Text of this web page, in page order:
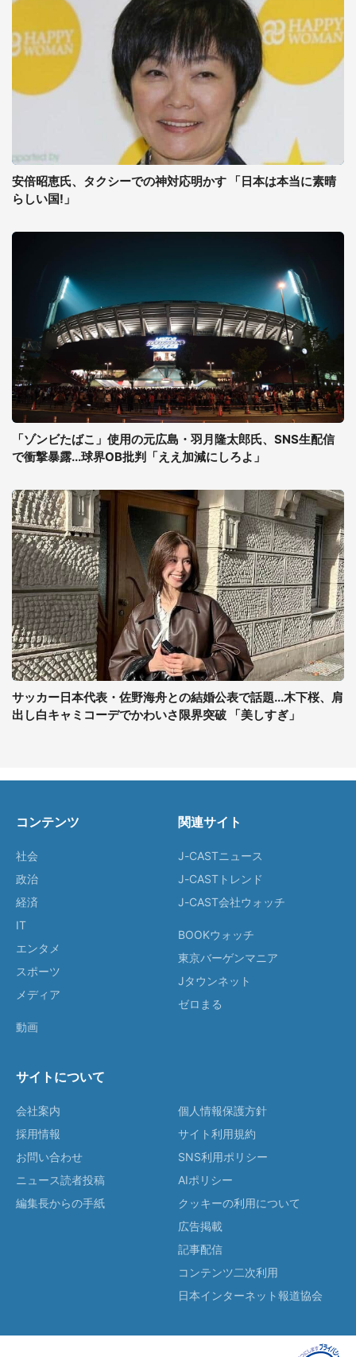
安倍昭恵氏、タクシーでの神対応明かす 「日本は本当に素晴
らしい国!」
「ゾンビたばこ」使用の元広島・羽月隆太郎氏、SNS生配信
で衝撃暴露...球界OB批判「ええ加減にしろよ」
サッカー日本代表・佐野海舟との結婚公表で話題...木下桜、肩
出し白キャミコーデでかわいさ限界突破 「美しすぎ」
コンテンツ
社会
政治
経済
IT
エンタメ
スポーツ
メディア
動画
関連サイト
J-CASTニュース
J-CASTトレンド
J-CAST会社ウォッチ
BOOKウォッチ
東京バーゲンマニア
Jタウンネット
ゼロまる
サイトについて
会社案内
採用情報
お問い合わせ
ニュース読者投稿
編集長からの手紙
個人情報保護方針
サイト利用規約
SNS利用ポリシー
AIポリシー
クッキーの利用について
広告掲載
記事配信
コンテンツ二次利用
日本インターネット報道協会